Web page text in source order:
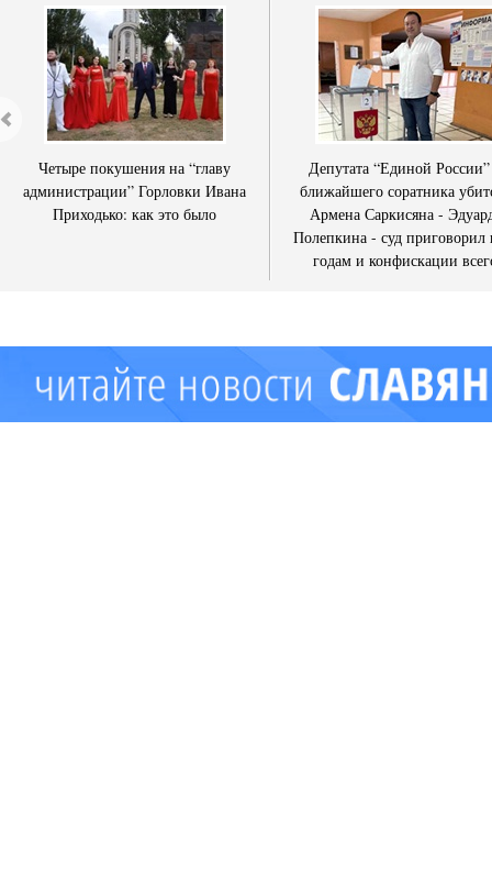
Четыре покушения на “главу
администрации” Горловки Ивана
Приходько: как это было
Депутата “Единой
ближайшего соратника
Армена Саркисяна -
Полепкина - суд приговорил
годам и конфискации